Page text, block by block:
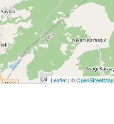
Leaflet | ©OpenStreetMap